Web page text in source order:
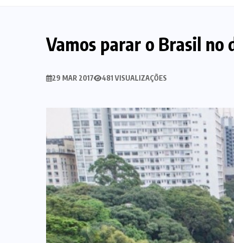
Vamos parar o Brasil no
29 MAR 2017 481 VISUALIZAÇÕES